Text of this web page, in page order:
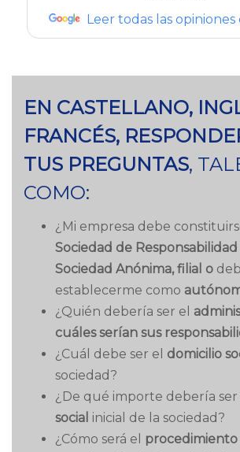
Leer todas las
EN CASTELLANO,
FRANCÉS,
TUS PREGUNTAS,
COMO:
¿Mi empresa debe
Sociedad de
Sociedad Anónima, filial o
establecerme como
¿Quién debería ser el
cuáles serían sus
¿Cuál debe ser el domicilio
sociedad?
¿De qué importe debería ser
social inicial de la sociedad?
¿Cómo será el procedimiento